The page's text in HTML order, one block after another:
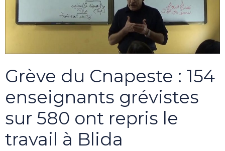
Grève du Cnapeste : 154
enseignants grévistes
sur 580 ont repris le
travail à Blida